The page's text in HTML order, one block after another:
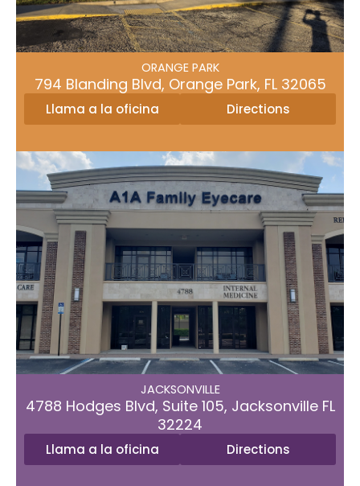
ORANGE PARK
794 Blanding Blvd, Orange Park, FL 32065
Llama a la oficina Directions
ORANGE PARK
794 Blanding Blvd, Orange Park, FL 32065
Llama a la oficina
Directions
JACKSONVILLE​
4788 Hodges Blvd, Suite 105, Jacksonville FL
32224
Llama a la oficina Directions
JACKSONVILLE
4788 Hodges Blvd, Suite 105, Jacksonville FL
32224
Llama a la oficina